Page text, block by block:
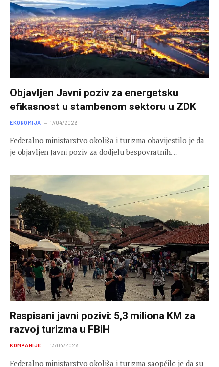
Objavljen Javni poziv za energetsku
efikasnost u stambenom sektoru u ZDK
EKONOMIJA 17/04/2026
Federalno ministarstvo okoliša i turizma obavijestilo je da
je objavljen Javni poziv za dodjelu bespovratnih…
Raspisani javni pozivi: 5,3 miliona KM za
razvoj turizma u FBiH
KOMPANIJE 13/04/2026
Federalno ministarstvo okoliša i turizma saopćilo je da su